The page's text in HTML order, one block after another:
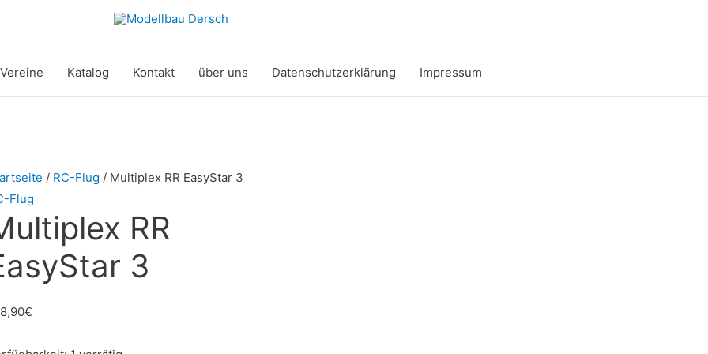
Vereine Katalog Kontakt über uns Datenschutzerklärung Impressum
/ RC-Flug / Multiplex RR EasyStar 3
Flug
RR
3
€